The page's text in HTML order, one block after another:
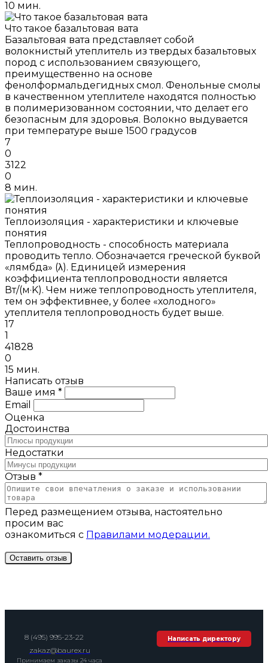
10 мин.
Что такое базальтовая вата
Базальтовая вата представляет собой
волокнистый утеплитель из твердых базальтовых
пород с использованием связующего,
преимущественно на основе
фенолформальдегидных смол. Фенольные смолы
в качественном утеплителе находятся полностью
в полимеризованном состоянии, что делает его
безопасным для здоровья. Волокно выдувается
при температуре выше 1500 градусов
7
0
3122
0
8 мин.
Теплоизоляция - характеристики и ключевые
понятия
Теплопроводность - способность материала
проводить тепло. Обозначается греческой буквой
«лямбда» (λ). Единицей измерения
коэффициента теплопроводности является
Вт/(м·K). Чем ниже теплопроводность утеплителя,
тем он эффективнее, у более «холодного»
утеплителя теплопроводность будет выше.
17
1
41828
0
15 мин.
Написать отзыв
Ваше имя *
Email
Оценка
Достоинства
Недостатки
Отзыв *
Перед размещением отзыва, настоятельно
просим вас
ознакомиться с Правилами модерации.
8 (495) 995-23-22
zakaz@baurex.ru
Принимаем заказы 24 часа
Написать директору